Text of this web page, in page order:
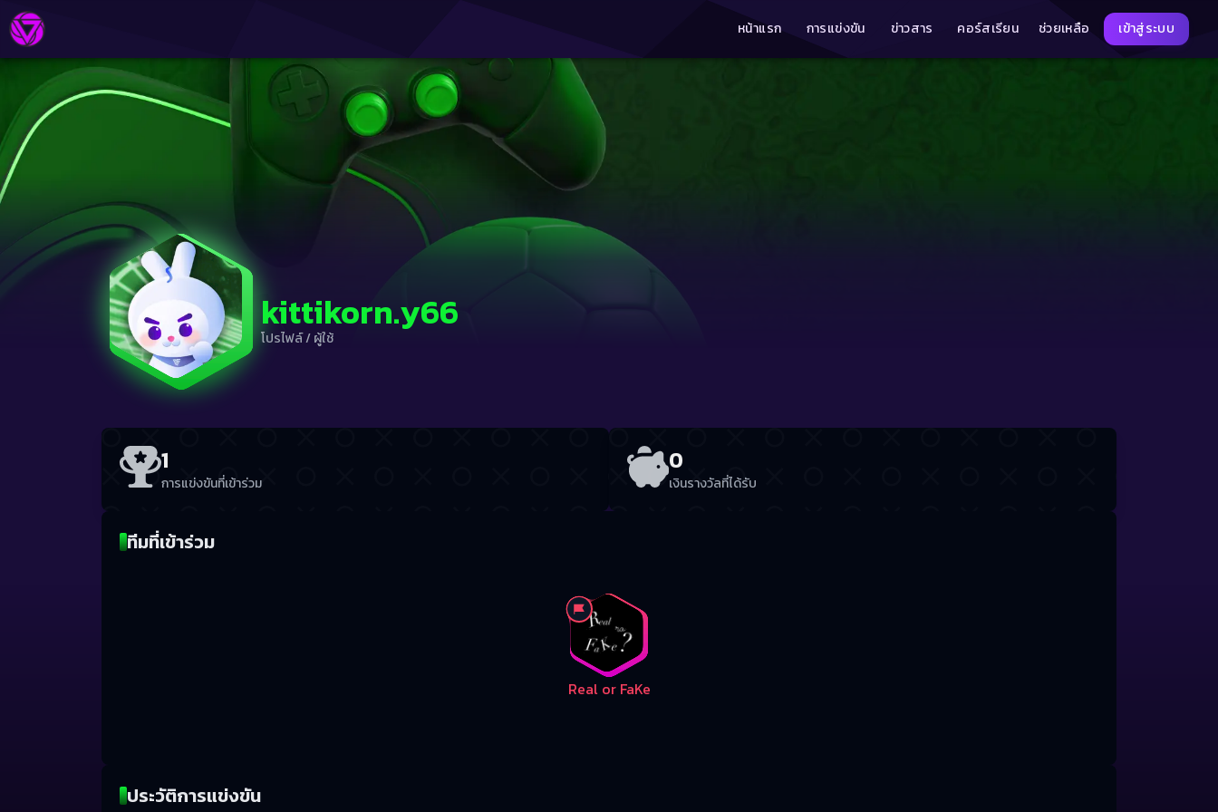
หน้าแรก การแข่งขัน ข่าวสาร คอร์สเรียน ช่วยเหลือ เข้าสู่ระบบ
kittikorn.y66
โปรไฟล์/ผู้ใช้
1
การแข่งขันที่เข้าร่วม
0
เงินรางวัลที่ได้รับ
ทีมที่เข้าร่วม
Real or FaKe
ประวัติการแข่งขัน